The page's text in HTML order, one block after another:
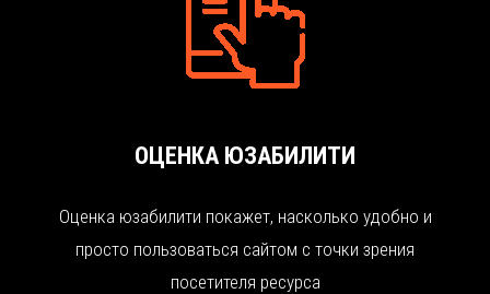
ОЦЕНКА ЮЗАБИЛИТИ
Оценка юзабилити покажет, насколько удобно и
просто пользоваться сайтом с точки зрения
посетителя ресурса